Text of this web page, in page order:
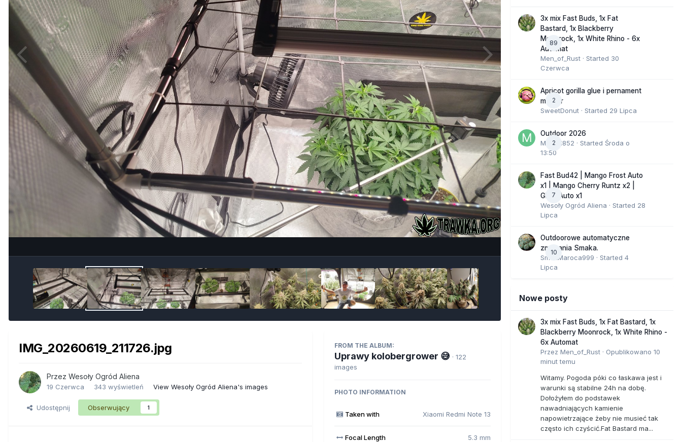
Image Tools
IMG_20260619_211726.jpg
Przez Wesoły Ogród Aliena
19 Czerwca 343 wyświetleń View Wesoły Ogród Aliena's images
Udostępnij Obserwujący 1
FROM THE ALBUM:
Uprawy kolobergrower 😅 · 122
images
PHOTO INFORMATION
Taken with Xiaomi Redmi Note 13
Focal Length 5.3 mm
89
3x mix Fast Buds, 1x Fat
Bastard, 1x Blackberry
Moonrock, 1x White Rhino - 6x
Automat
Men_of_Rust · Started 30
Czerwca
2
Apricot gorilla glue i pernament
marker
SweetDonut · Started 29 Lipca
2
Outdoor 2026
Marcel852 · Started Środa o
13:50
7
Fast Bud42 | Mango Frost Auto
x1 | Mango Cherry Runtz x2 |
GMO Auto x1
Wesoły Ogród Aliena · Started 28
Lipca
10
Outdoorowe automatyczne
zmagania Smaka.
SmakMaroca999 · Started 4
Lipca
Nowe posty
3x mix Fast Buds, 1x Fat Bastard, 1x
Blackberry Moonrock, 1x White Rhino -
6x Automat
Przez Men_of_Rust · Opublikowano 10
minut temu
Witamy. Pogoda póki co łaskawa jest i
warunki są stabilne 24h na dobę.
Dołożyłem do podstawek
nawadniających kamienie
napowietrzające żeby nie musieć tak
często ich czyścić.Fat Bastard ma...